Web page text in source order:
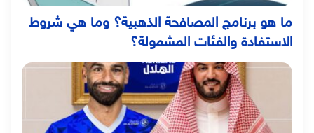
ما هو برنامج المصافحة الذهبية؟ وما هي شروط
الاستفادة والفئات المشمولة؟